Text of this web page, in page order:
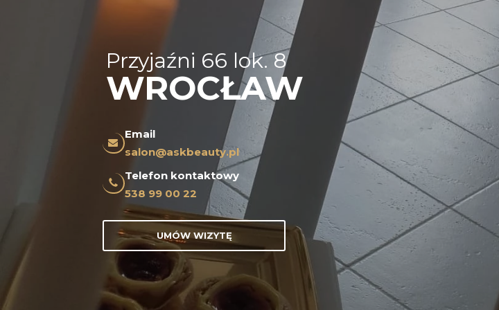
UMÓW WIZYTĘ
Telefon kontaktowy
538 99 00 22
Email
salon@askbeauty.pl
Przyjaźni 66 lok. 8
WROCŁAW